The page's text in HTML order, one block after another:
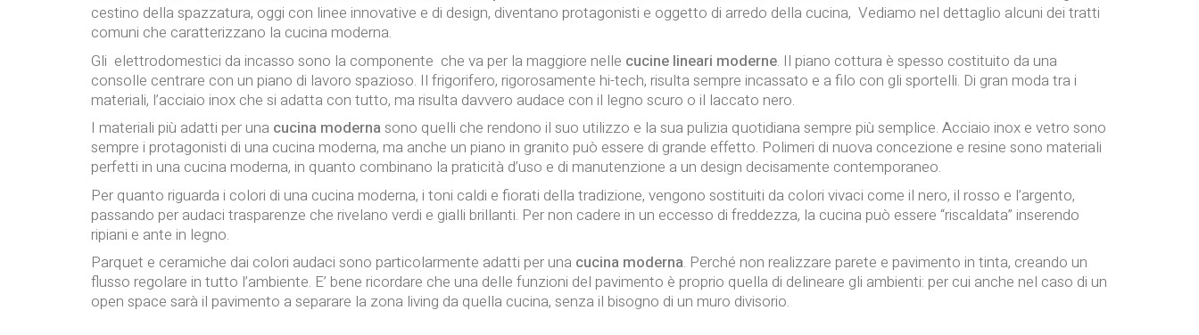
cestino della spazzatura, oggi con linee innovative e di design, diventano protagonisti e oggetto di arredo della cucina, Vediamo nel dettaglio alcuni dei tratti
comuni che caratterizzano la cucina moderna.
Gli elettrodomestici da incasso sono la componente che va per la maggiore nelle cucine lineari moderne. Il piano cottura è spesso costituito da una
consolle centrare con un piano di lavoro spazioso. Il frigorifero, rigorosamente hi-tech, risulta sempre incassato e a filo con gli sportelli. Di gran moda tra i
materiali, l’acciaio inox che si adatta con tutto, ma risulta davvero audace con il legno scuro o il laccato nero.
I materiali più adatti per una cucina modernasono quelli che rendono il suo utilizzo e la sua pulizia quotidiana sempre più semplice. Acciaio inox e vetro sono
sempre i protagonisti di una cucina moderna, ma anche un piano in granito può essere di grande effetto. Polimeri di nuova concezione e resine sono materiali
perfetti in una cucina moderna, in quanto combinano la praticità d’uso e di manutenzione a un design decisamente contemporaneo.
Per quanto riguarda i colori di una cucina moderna, i toni caldi e fiorati della tradizione, vengono sostituiti da colori vivaci come il nero, il rosso e l’argento,
passando per audaci trasparenze che rivelano verdi e gialli brillanti. Per non cadere in un eccesso di freddezza, la cucina può essere “riscaldata” inserendo
ripiani e ante in legno.
Parquet e ceramiche dai colori audaci sono particolarmente adatti per una cucina moderna. Perché non realizzare parete e pavimento in tinta, creando un
flusso regolare in tutto l’ambiente. E’ bene ricordare che una delle funzioni del pavimento è proprio quella di delineare gli ambienti: per cui anche nel caso di un
open space sarà il pavimento a separare la zona living da quella cucina, senza il bisogno di un muro divisorio.